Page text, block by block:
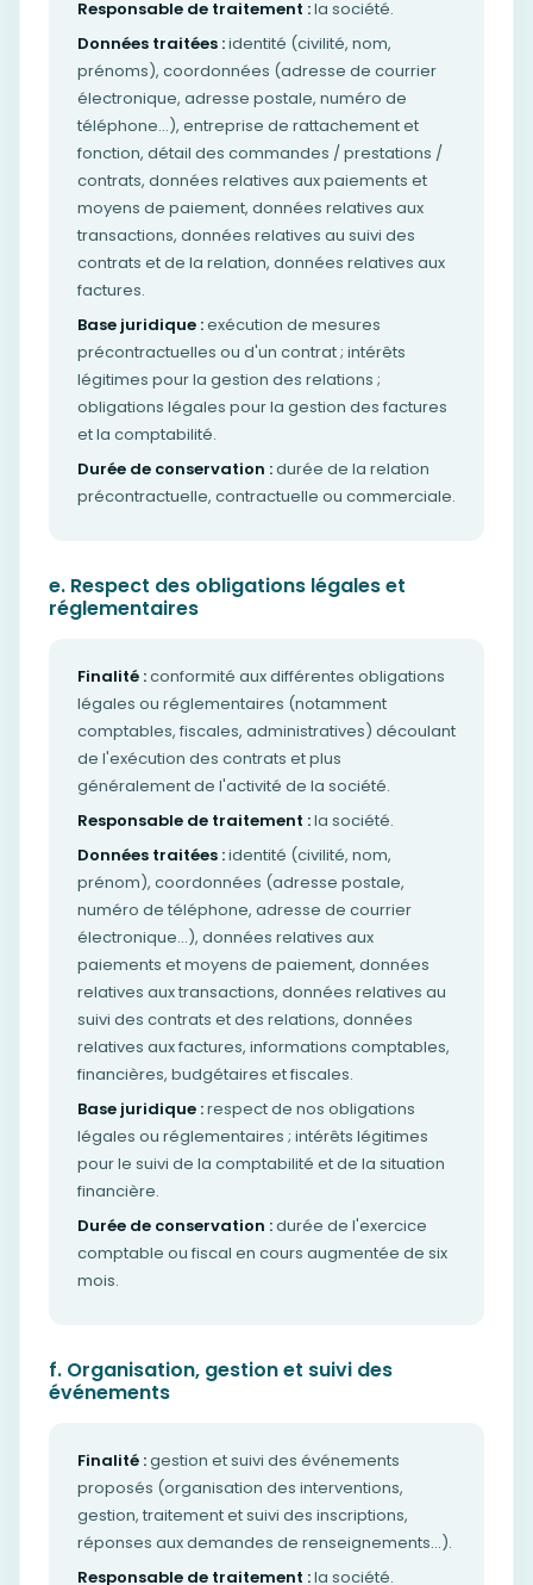
Responsable de traitement :la société.
Données traitées :identité (civilité, nom,
prénoms), coordonnées (adresse de courrier
électronique, adresse postale, numéro de
téléphone…), entreprise de rattachement et
fonction, détail des commandes / prestations /
contrats, données relatives aux paiements et
moyens de paiement, données relatives aux
transactions, données relatives au suivi des
contrats et de la relation, données relatives aux
factures.
Base juridique :exécution de mesures
précontractuelles ou d'un contrat ; intérêts
légitimes pour la gestion des relations ;
obligations légales pour la gestion des factures
et la comptabilité.
Durée de conservation :durée de la relation
précontractuelle, contractuelle ou commerciale.
e. Respect des obligations légales et
réglementaires
Finalité :conformité aux différentes obligations
légales ou réglementaires (notamment
comptables, fiscales, administratives) découlant
de l'exécution des contrats et plus
généralement de l'activité de la société.
Responsable de traitement :la société.
Données traitées :identité (civilité, nom,
prénom), coordonnées (adresse postale,
numéro de téléphone, adresse de courrier
électronique…), données relatives aux
paiements et moyens de paiement, données
relatives aux transactions, données relatives au
suivi des contrats et des relations, données
relatives aux factures, informations comptables,
financières, budgétaires et fiscales.
Base juridique :respect de nos obligations
légales ou réglementaires ; intérêts légitimes
pour le suivi de la comptabilité et de la situation
financière.
Durée de conservation :durée de l'exercice
comptable ou fiscal en cours augmentée de six
mois.
f. Organisation, gestion et suivi des
événements
Finalité :gestion et suivi des événements
proposés (organisation des interventions,
gestion, traitement et suivi des inscriptions,
réponses aux demandes de renseignements…).
Responsable de traitement :la société.